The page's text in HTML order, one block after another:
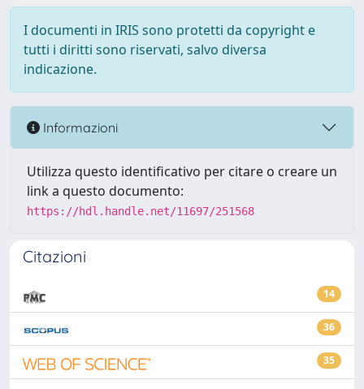
I documenti in IRIS sono protetti da copyright e
tutti i diritti sono riservati, salvo diversa
indicazione.
Informazioni
Utilizza questo identificativo per citare o creare un
link a questo documento:
https://hdl.handle.net/11697/251568
Citazioni
14
36
35